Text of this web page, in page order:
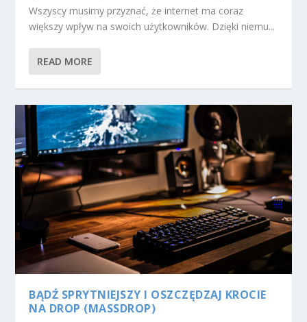
Wszyscy musimy przyznać, że internet ma coraz
większy wpływ na swoich użytkowników. Dzięki niemu...
READ MORE
BĄDŹ SPRYTNIEJSZY I OSZCZĘDZAJ KROCIE
NA DROP (MASSDROP)